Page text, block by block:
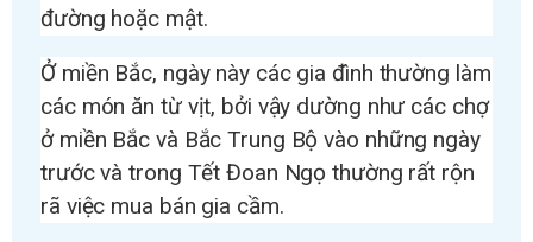
đường hoặc mật.
Ở miền Bắc, ngày này các gia đình thường làm
các món ăn từ vịt, bởi vậy dường như các chợ
ở miền Bắc và Bắc Trung Bộ vào những ngày
trước và trong Tết Đoan Ngọ thường rất rộn
rã việc mua bán gia cầm.